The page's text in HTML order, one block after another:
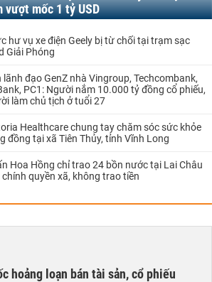
vượt mốc 1 tỷ USD
hư vụ xe điện Geely bị từ chối tại trạm sạc
Giải Phóng
lãnh đạo GenZ nhà Vingroup, Techcombank,
PC1: Người nắm 10.000 tỷ đồng cổ phiếu,
làm chủ tịch ở tuổi 27
Healthcare chung tay chăm sóc sức khỏe
đồng tại xã Tiên Thủy, tỉnh Vĩnh Long
Hoa Hồng chỉ trao 24 bồn nước tại Lai Châu
chính quyền xã, không trao tiền
hoảng loạn bán tài sản, cổ phiếu